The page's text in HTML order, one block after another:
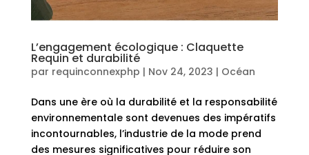
L’engagement écologique : Claquette
Requin et durabilité
par requinconnexphp | Nov 24, 2023 | Océan
Dans une ère où la durabilité et la responsabilité
environnementale sont devenues des impératifs
incontournables, l’industrie de la mode prend
des mesures significatives pour réduire son